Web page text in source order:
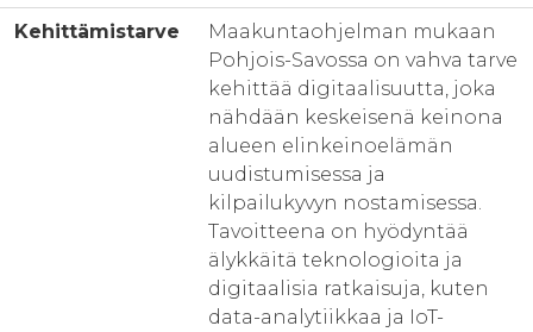
Kehittämistarve
Maakuntaohjelman mukaan
Pohjois-Savossa on vahva tarve
kehittää digitaalisuutta, joka
nähdään keskeisenä keinona
alueen elinkeinoelämän
uudistumisessa ja
kilpailukyvyn nostamisessa.
Tavoitteena on hyödyntää
älykkäitä teknologioita ja
digitaalisia ratkaisuja, kuten
data-analytiikkaa ja IoT-